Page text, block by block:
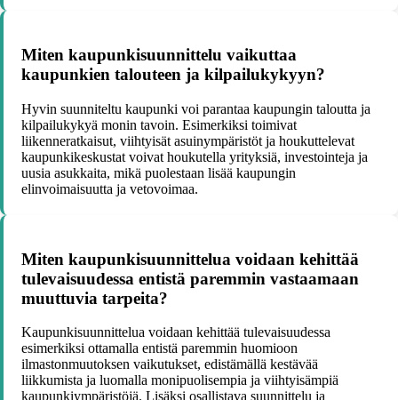
Miten kaupunkisuunnittelu vaikuttaa
kaupunkien talouteen ja kilpailukykyyn?
Hyvin suunniteltu kaupunki voi parantaa kaupungin taloutta ja
kilpailukykyä monin tavoin. Esimerkiksi toimivat
liikenneratkaisut, viihtyisät asuinympäristöt ja houkuttelevat
kaupunkikeskustat voivat houkutella yrityksiä, investointeja ja
uusia asukkaita, mikä puolestaan lisää kaupungin
elinvoimaisuutta ja vetovoimaa.
Miten kaupunkisuunnittelua voidaan kehittää
tulevaisuudessa entistä paremmin vastaamaan
muuttuvia tarpeita?
Kaupunkisuunnittelua voidaan kehittää tulevaisuudessa
esimerkiksi ottamalla entistä paremmin huomioon
ilmastonmuutoksen vaikutukset, edistämällä kestävää
liikkumista ja luomalla monipuolisempia ja viihtyisämpiä
kaupunkiympäristöjä. Lisäksi osallistava suunnittelu ja